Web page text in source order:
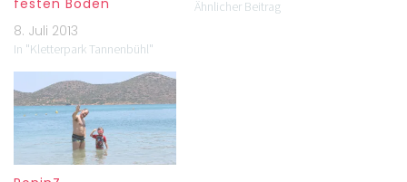
festen Boden
8. Juli 2013
In "Kletterpark Tannenbühl"
Ähnlicher Beitrag